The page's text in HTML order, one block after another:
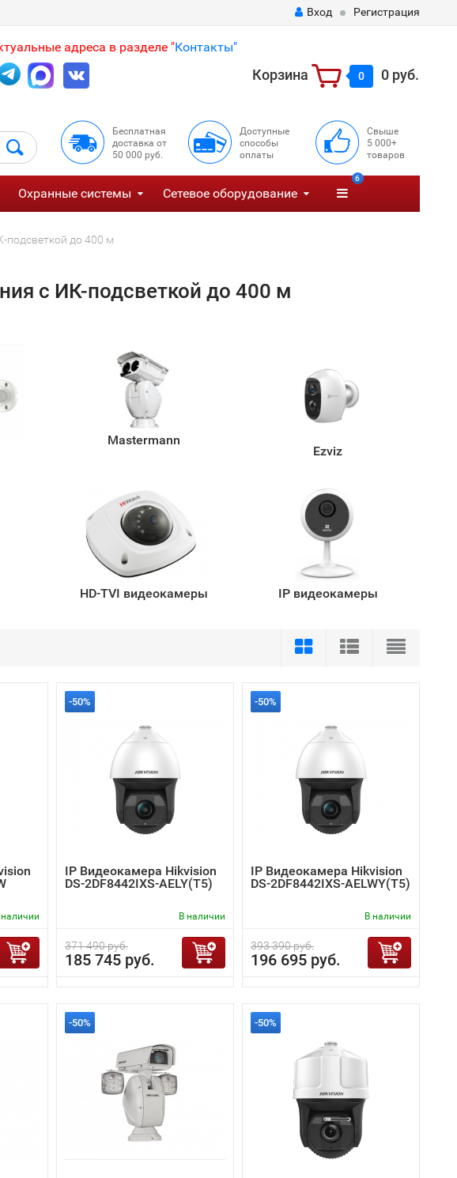
Вход Регистрация
адреса в разделе "Контакты"
Корзина 0 0 руб.
Бесплатная
доставка от
50 000 руб.
Доступные
способы
оплаты
Свыше
5 000+
товаров
Охранные системы Сетевое оборудование
6
до 400 м
с ИК-подсветкой до 400 м
Mastermann
Ezviz
HD-TVI видеокамеры IP видеокамеры
наличии
-50%
IP Видеокамера Hikvision
DS-2DF8442IXS-AELY(T5)
В наличии
371 490 руб.
185 745 руб.
-50%
IP Видеокамера Hikvision
DS-2DF8442IXS-AELWY(T5)
В наличии
393 390 руб.
196 695 руб.
-50% -50%